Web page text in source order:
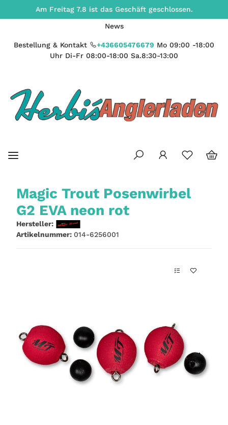
Am Freitag 7.8 ist das Geschäft geschlossen.
News
Bestellung & Kontakt +436605476679 Mo 09:00 -18:00
Uhr Di-Fr 08:00-18:00 Sa.8:30-13:00
Magic Trout Posenwirbel
G2 EVA neon rot
Hersteller:
Artikelnummer: 014-6256001